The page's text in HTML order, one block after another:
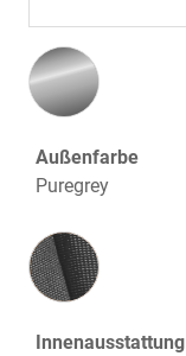
Außenfarbe
Puregrey
Innenausstattung
Innenausstattung